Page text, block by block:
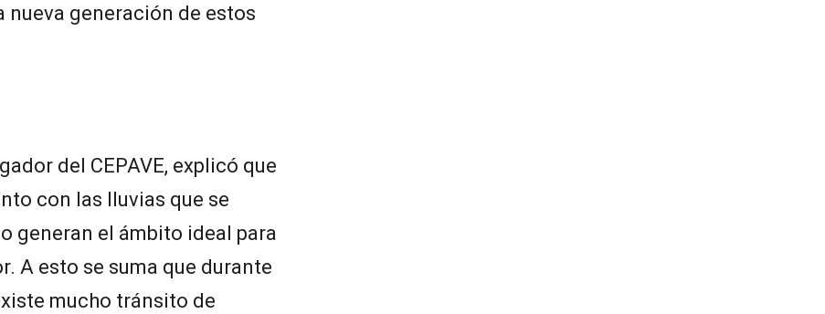
nueva generación de estos
del CEPAVE, explicó que
con las lluvias que se
generan el ámbito ideal para
A esto se suma que durante
mucho tránsito de